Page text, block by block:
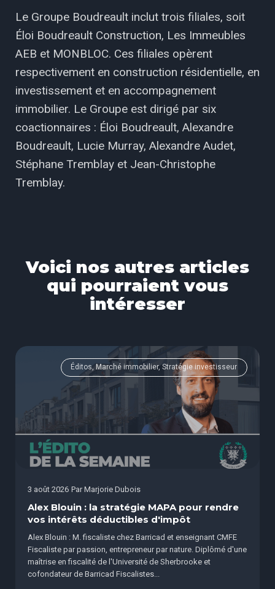
Le Groupe Boudreault inclut trois filiales, soit
Éloi Boudreault Construction, Les Immeubles
AEB et MONBLOC. Ces filiales opèrent
respectivement en construction résidentielle, en
investissement et en accompagnement
immobilier. Le Groupe est dirigé par six
coactionnaires : Éloi Boudreault, Alexandre
Boudreault, Lucie Murray, Alexandre Audet,
Stéphane Tremblay et Jean-Christophe
Tremblay.
Voici nos autres articles
qui pourraient vous
intéresser
Éditos, Marché immobilier, Stratégie investisseur
3 août 2026 Par Marjorie Dubois
Alex Blouin : la stratégie MAPA pour rendre
vos intérêts déductibles d'impôt
Alex Blouin : M. fiscaliste chez Barricad et enseignant CMFE
Fiscaliste par passion, entrepreneur par nature. Diplômé d'une
maîtrise en fiscalité de l'Université de Sherbrooke et
cofondateur de Barricad Fiscalistes...